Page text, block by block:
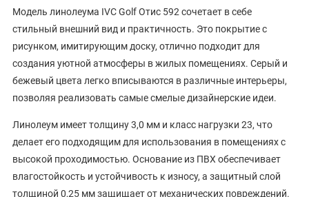
Модель линолеума IVC Golf Отис 592 сочетает в себе
стильный внешний вид и практичность. Это покрытие с
рисунком, имитирующим доску, отлично подходит для
создания уютной атмосферы в жилых помещениях. Серый и
бежевый цвета легко вписываются в различные интерьеры,
позволяя реализовать самые смелые дизайнерские идеи.
Линолеум имеет толщину 3,0 мм и класс нагрузки 23, что
делает его подходящим для использования в помещениях с
высокой проходимостью. Основание из ПВХ обеспечивает
влагостойкость и устойчивость к износу, а защитный слой
толщиной 0,25 мм защищает от механических повреждений.